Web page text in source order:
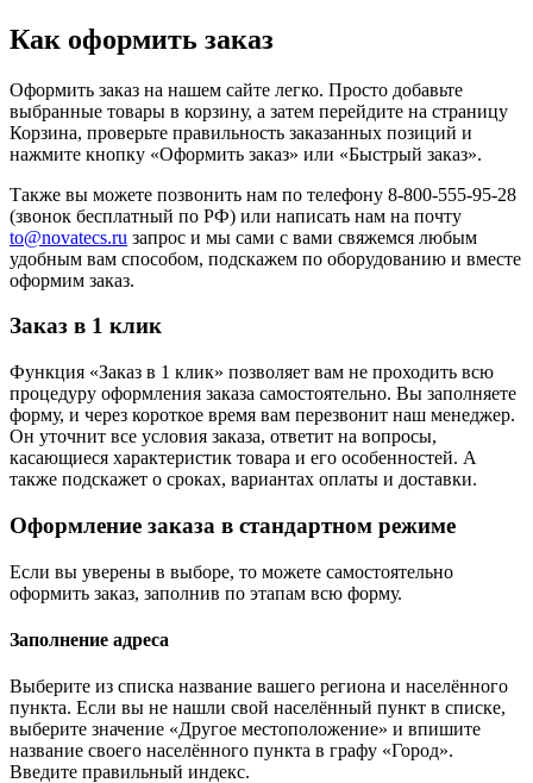
Как оформить заказ
Оформить заказ на нашем сайте легко. Просто добавьте
выбранные товары в корзину, а затем перейдите на страницу
Корзина, проверьте правильность заказанных позиций и
нажмите кнопку «Оформить заказ» или «Быстрый заказ».
Также вы можете позвонить нам по телефону 8-800-555-95-28
(звонок бесплатный по РФ) или написать нам на почту
to@novatecs.ru запрос и мы сами с вами свяжемся любым
удобным вам способом, подскажем по оборудованию и вместе
оформим заказ.
Заказ в 1 клик
Функция «Заказ в 1 клик» позволяет вам не проходить всю
процедуру оформления заказа самостоятельно. Вы заполняете
форму, и через короткое время вам перезвонит наш менеджер.
Он уточнит все условия заказа, ответит на вопросы,
касающиеся характеристик товара и его особенностей. А
также подскажет о сроках, вариантах оплаты и доставки.
Оформление заказа в стандартном режиме
Если вы уверены в выборе, то можете самостоятельно
оформить заказ, заполнив по этапам всю форму.
Заполнение адреса
Выберите из списка название вашего региона и населённого
пункта. Если вы не нашли свой населённый пункт в списке,
выберите значение «Другое местоположение» и впишите
название своего населённого пункта в графу «Город».
Введите правильный индекс.